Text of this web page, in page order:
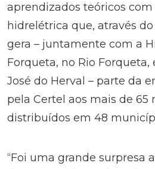
aprendizados teóricos
hidrelétrica que, através
gera – juntamente com a
Forqueta, no Rio
José do Herval – parte da
pela Certel aos mais de 65
distribuídos em 48
“Foi uma grande surpresa